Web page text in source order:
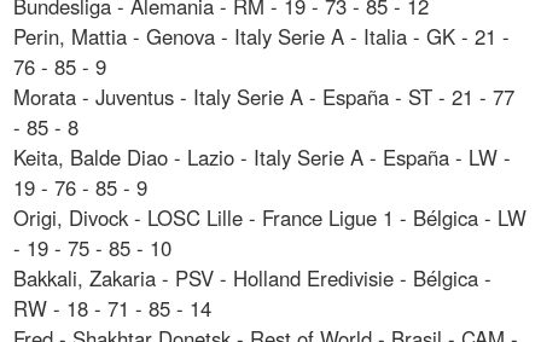
Bundesliga - Alemania - RM - 19 - 73 - 85 - 12
Perin, Mattia - Genova - Italy Serie A - Italia - GK - 21 -
76 - 85 - 9
Morata - Juventus - Italy Serie A - España - ST - 21 - 77
- 85 - 8
Keita, Balde Diao - Lazio - Italy Serie A - España - LW -
19 - 76 - 85 - 9
Origi, Divock - LOSC Lille - France Ligue 1 - Bélgica - LW
- 19 - 75 - 85 - 10
Bakkali, Zakaria - PSV - Holland Eredivisie - Bélgica -
RW - 18 - 71 - 85 - 14